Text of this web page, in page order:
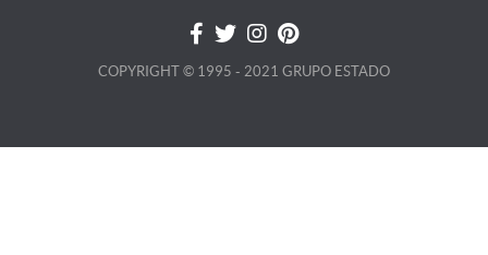
COPYRIGHT © 1995 - 2021 GRUPO ESTADO